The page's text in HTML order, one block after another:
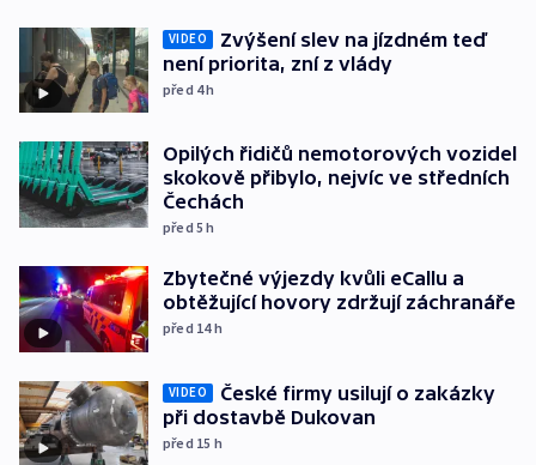
VIDEO
Zvýšení slev na jízdném teď
není priorita, zní z vlády
před 4h
Opilých řidičů nemotorových vozidel
skokově přibylo, nejvíc ve středních
Čechách
před 5h
Zbytečné výjezdy kvůli eCallu a
obtěžující hovory zdržují záchranáře
před 14h
VIDEO
České firmy usilují o zakázky
při dostavbě Dukovan
před 15 h